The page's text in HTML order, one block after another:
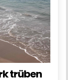
trüben